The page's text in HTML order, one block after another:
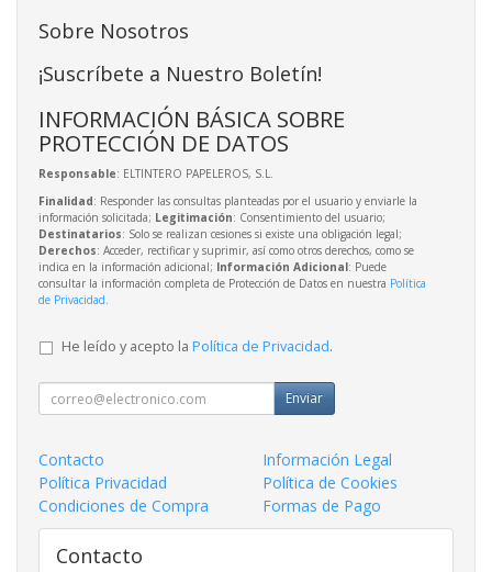
Sobre Nosotros
¡Suscríbete a Nuestro Boletín!
INFORMACIÓN BÁSICA SOBRE
PROTECCIÓN DE DATOS
Responsable: ELTINTERO PAPELEROS, S.L.
Finalidad: Responder las consultas planteadas por el usuario y enviarle la
información solicitada; Legitimación: Consentimiento del usuario;
Destinatarios: Solo se realizan cesiones si existe una obligación legal;
Derechos: Acceder, rectificar y suprimir, así como otros derechos, como se
indica en la información adicional; Información Adicional: Puede
consultar la información completa de Protección de Datos en nuestra Política
de Privacidad.
He leído y acepto la Política de Privacidad.
Enviar
Contacto
Información Legal
Política Privacidad
Política de Cookies
Condiciones de Compra
Formas de Pago
Contacto